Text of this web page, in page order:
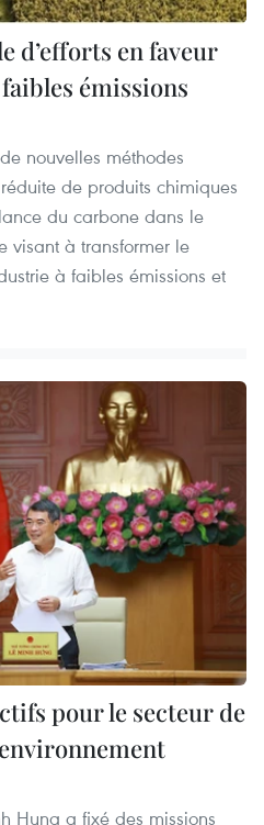
d’efforts en faveur
émissions
nouvelles méthodes
de produits chimiques
du carbone dans le
visant à transformer le
à faibles émissions et
pour le secteur de
Hung a fixé des missions